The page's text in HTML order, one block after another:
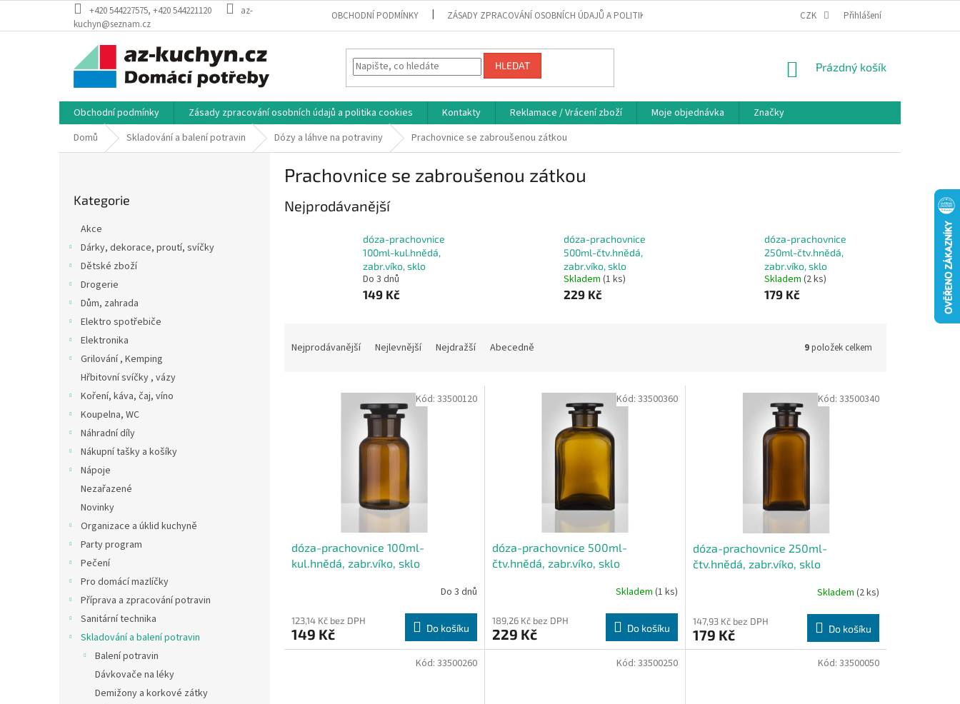
obsah
+420 544227575, +420 544221120
az-
kuchyn@seznam.cz
OBCHODNÍ PODMÍNKY ZÁSADY ZPRACOVÁNÍ OSOBNÍCH ÚDAJŮ A POLITIKA COOKIES CZK Přihlášení
HLEDAT
NÁKUPNÍ
Prázdný košík
Obchodní podmínky Zásady zpracování osobních údajů a politika cookies Kontakty Reklamace / Vrácení zboží Moje objednávka
Značky
Domů
Skladování a balení potravin Dózy a láhve na potraviny Prachovnice se zabroušenou zátkou
kategorie
Kategorie
Akce
Dárky, dekorace, proutí, svíčky
Dětské zboží
Drogerie
Dům, zahrada
Elektro spotřebiče
Elektronika
Grilování , Kemping
Hřbitovní svíčky , vázy
Koření, káva, čaj, víno
Koupelna, WC
Náhradní díly
Nákupní tašky a košíky
Nápoje
Nezařazené
Novinky
Organizace a úklid kuchyně
Party program
Pečení
Pro domácí mazlíčky
Příprava a zpracování potravin
Sanitární technika
Skladování a balení potravin
Balení potravin
Dávkovače na léky
Demižony a korkové zátky
Prachovnice se zabroušenou zátkou
Nejprodávanější
dóza-prachovnice
100ml-kul.hnědá,
zabr.víko, sklo
Do 3 dnů
149 Kč
dóza-prachovnice
500ml-čtv.hnědá,
zabr.víko, sklo
Skladem (1 ks)
229 Kč
dóza-prachovnice
250ml-čtv.hnědá,
zabr.víko, sklo
Skladem (2 ks)
179 Kč
Nejprodávanější Nejlevnější Nejdražší Abecedně 9položek celkem
dóza-prachovnice 100ml-
kul.hnědá, zabr.víko, sklo
Do 3 dnů
123,14 Kč bez DPH
149 Kč Do košíku
Kód: 33500120
dóza-prachovnice 500ml-
čtv.hnědá, zabr.víko, sklo
Skladem (1 ks)
189,26 Kč bez DPH
229 Kč Do košíku
Kód: 33500360
dóza-prachovnice 250ml-
čtv.hnědá, zabr.víko, sklo
Skladem (2 ks)
147,93 Kč bez DPH
179 Kč Do košíku
Kód: 33500340
Kód: 33500260 Kód: 33500250 Kód: 33500050